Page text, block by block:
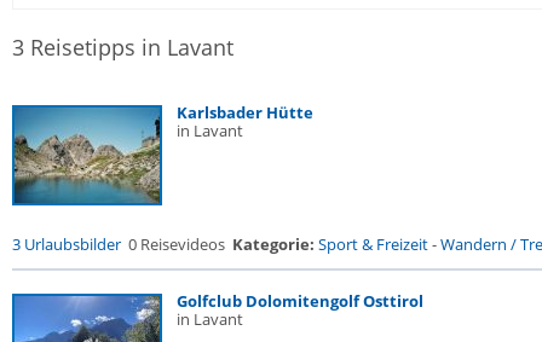
3 Reisetipps in Lavant
Karlsbader Hütte
in Lavant
3 Urlaubsbilder 0 Reisevideos Kategorie: Sport & Freizeit-Wandern /
Golfclub Dolomitengolf Osttirol
in Lavant